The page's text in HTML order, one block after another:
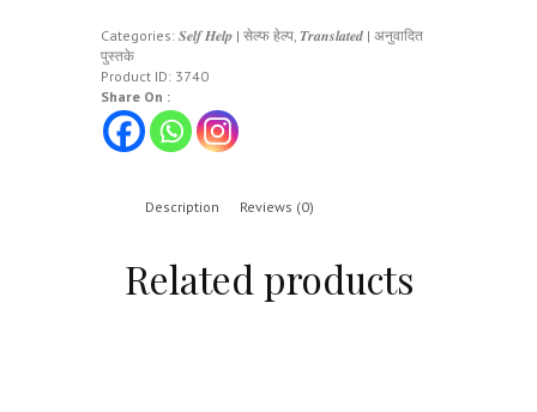
Categories: 𝑺𝒆𝒍𝒇 𝑯𝒆𝒍𝒑 | सेल्फ हेल्प, 𝑻𝒓𝒂𝒏𝒔𝒍𝒂𝒕𝒆𝒅 | अनुवादित
पुस्तके
Product ID: 3740
Share On :
Description Reviews (0)
Related products